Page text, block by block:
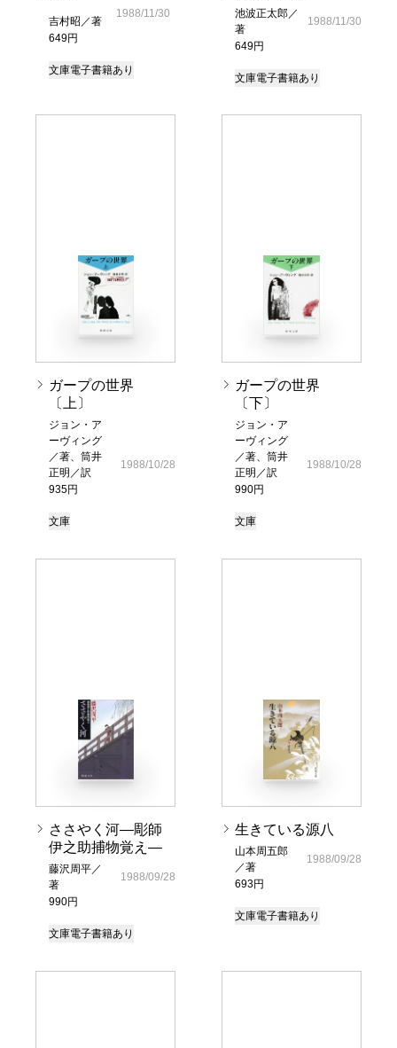
吉村昭／著
649円
1988/11/30
文庫電子書籍あり
池波正太郎／
著
649円
1988/11/30
文庫電子書籍あり
ガープの世界
〔上〕
ジョン・ア
ーヴィング
／著、筒井
正明／訳
935円
1988/10/28
文庫
ガープの世界
〔下〕
ジョン・ア
ーヴィング
／著、筒井
正明／訳
990円
1988/10/28
文庫
ささやく河―彫師
伊之助捕物覚え―
藤沢周平／
著
990円
1988/09/28
文庫電子書籍あり
生きている源八
山本周五郎
／著
693円
1988/09/28
文庫電子書籍あり